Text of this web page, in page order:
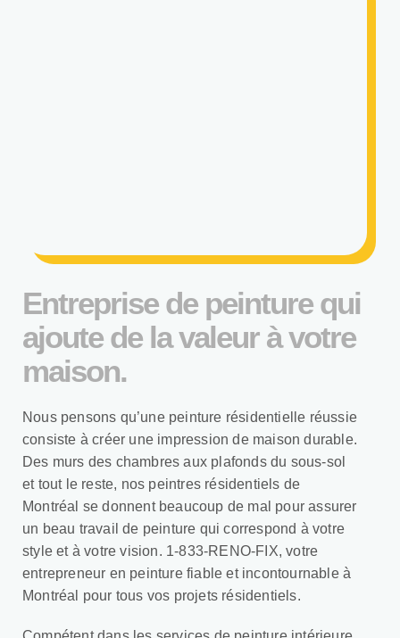
Entreprise de peinture qui
ajoute de la valeur à votre
maison.
Nous pensons qu’une peinture résidentielle réussie
consiste à créer une impression de maison durable.
Des murs des chambres aux plafonds du sous-sol
et tout le reste, nos peintres résidentiels de
Montréal se donnent beaucoup de mal pour assurer
un beau travail de peinture qui correspond à votre
style et à votre vision. 1-833-RENO-FIX, votre
entrepreneur en peinture fiable et incontournable à
Montréal pour tous vos projets résidentiels.